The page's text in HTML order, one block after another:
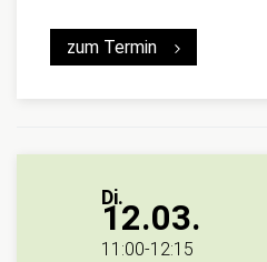
zum Termin
Di.
12.03.
11:00-12:15